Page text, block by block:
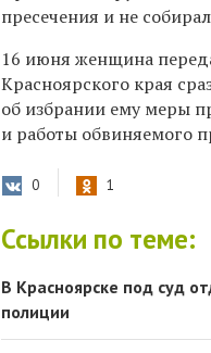
пресечения и не
16 июня женщина
Красноярского края
об избрании ему меры
и работы обвиняемого
0 1
Ссылки по теме:
В Красноярске под суд
полиции